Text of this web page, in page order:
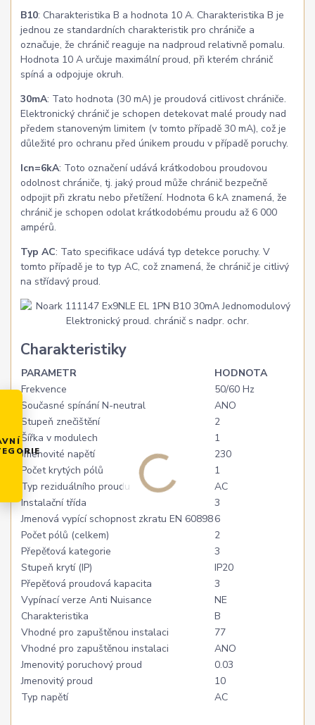
B10: Charakteristika B a hodnota 10 A. Charakteristika B je
jednou ze standardních charakteristik pro chrániče a
označuje, že chránič reaguje na nadproud relativně pomalu.
Hodnota 10 A určuje maximální proud, při kterém chránič
spíná a odpojuje okruh.
30mA: Tato hodnota (30 mA) je proudová citlivost chrániče.
Elektronický chránič je schopen detekovat malé proudy nad
předem stanoveným limitem (v tomto případě 30 mA), což je
důležité pro ochranu před únikem proudu v případě poruchy.
Icn=6kA: Toto označení udává krátkodobou proudovou
odolnost chrániče, tj. jaký proud může chránič bezpečně
odpojit při zkratu nebo přetížení. Hodnota 6 kA znamená, že
chránič je schopen odolat krátkodobému proudu až 6 000
ampérů.
Typ AC: Tato specifikace udává typ detekce poruchy. V
tomto případě je to typ AC, což znamená, že chránič je citlivý
na střídavý proud.
Charakteristiky
PARAMETR
HODNOTA
Frekvence
50/60 Hz
Současné spínání N-neutral
ANO
Stupeň znečištění
2
Šířka v modulech
1
Jmenovité napětí
230
Počet krytých pólů
1
Typ reziduálního proudu
AC
Instalační třída
3
Jmenová vypící schopnost zkratu EN 608986
Počet pólů (celkem)
2
Přepěťová kategorie
3
Stupeň krytí (IP)
IP20
Přepěťová proudová kapacita
3
Vypínací verze Anti Nuisance
NE
Charakteristika
B
Vhodné pro zapuštěnou instalaci
77
Vhodné pro zapuštěnou instalaci
ANO
Jmenovitý poruchový proud
0.03
Jmenovitý proud
10
Typ napětí
AC